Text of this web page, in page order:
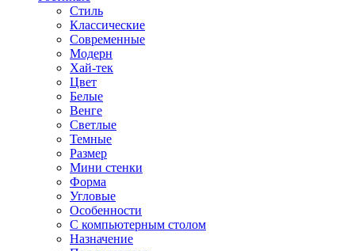
Стиль
Классические
Современные
Модерн
Хай-тек
Цвет
Белые
Венге
Светлые
Темные
Размер
Мини стенки
Форма
Угловые
Особенности
С компьютерным столом
Назначение